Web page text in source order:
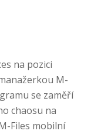
na pozici
M-
se zaměří
chaosu na
Files mobilní